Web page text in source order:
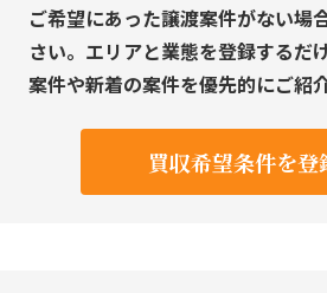
ご希望にあった譲渡案件がない場
さい。エリアと業態を登録するだ
案件や新着の案件を優先的にご紹
買収希望条件を登